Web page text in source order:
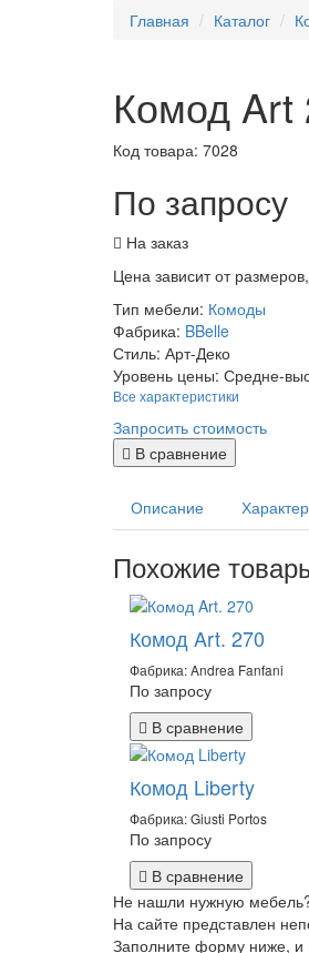
Главная
Каталог
Комод Art
Код товара: 7028
По запросу
На заказ
Цена зависит от
Тип мебели: Комоды
Фабрика: BBelle
Стиль: Арт-Деко
Уровень цены: Средне-
Все характеристики
Запросить стоимость
В сравнение
Описание
Похожие
Комод Art. 270
Фабрика: Andrea Fanfani
По запросу
В сравнение
Комод Liberty
Фабрика: Giusti Portos
По запросу
В сравнение
Не нашли нужную
На сайте представлен
Заполните форму ниже, и